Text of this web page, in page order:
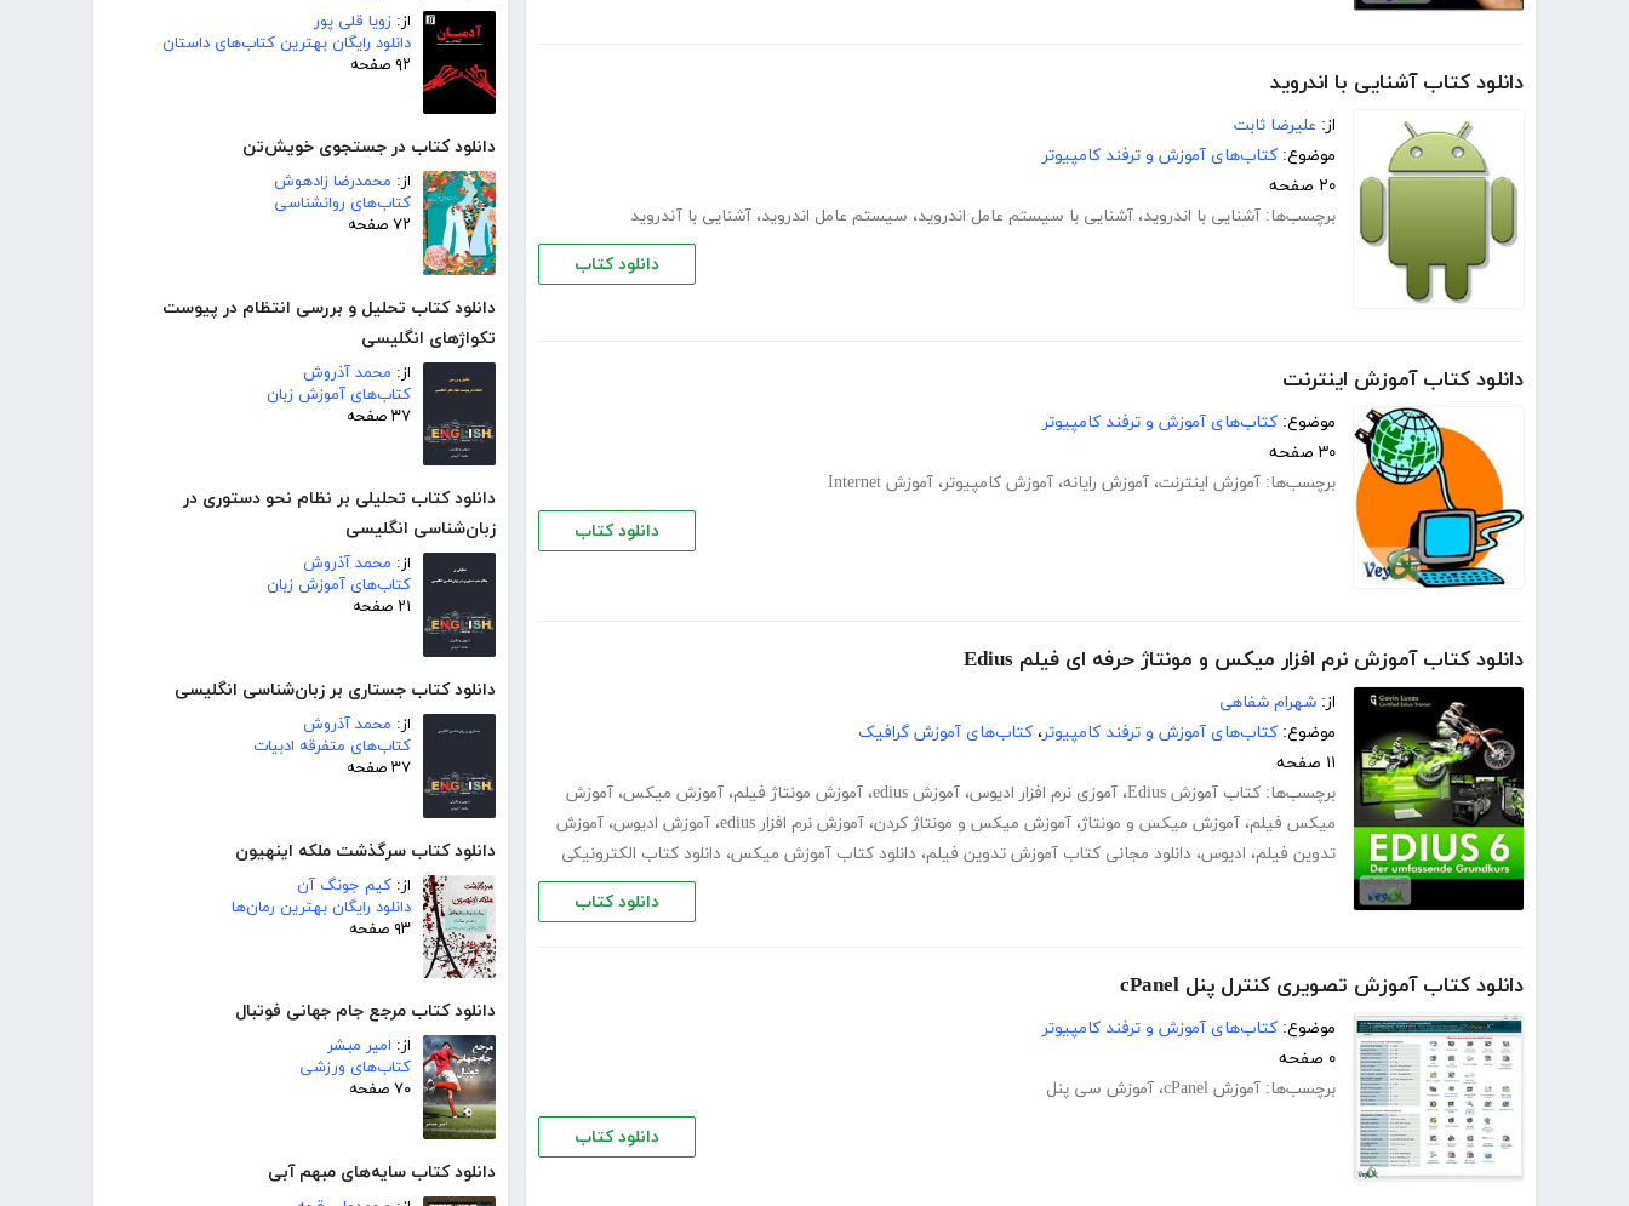
از: زویا قلی پور
دانلود رایگان بهترین کتاب‌های داستان
۹۲ صفحه
دانلود کتاب در جستجوی خویش‌تن
از: محمدرضا زادهوش
کتاب‌های روانشناسی
۷۲ صفحه
دانلود کتاب تحلیل و بررسی انتظام در پیوست
تکواژهای انگلیسی
از: محمد آذروش
کتاب‌های آموزش زبان
۳۷ صفحه
دانلود کتاب تحلیلی بر نظام نحو دستوری در
زبان‌شناسی انگلیسی
از: محمد آذروش
کتاب‌های آموزش زبان
۲۱ صفحه
دانلود کتاب جستاری بر زبان‌شناسی انگلیسی
از: محمد آذروش
کتاب‌های متفرقه ادبیات
۳۷ صفحه
دانلود کتاب سرگذشت ملکه اینهیون
از: کیم جونگ آن
دانلود رایگان بهترین رمان‌ها
۹۳ صفحه
دانلود کتاب مرجع جام جهانی فوتبال
از: امیر مبشر
کتاب‌های ورزشی
۷۰ صفحه
دانلود کتاب سایه‌های مبهم آبی
دانلود کتاب آشنایی با اندروید
از: علیرضا ثابت
موضوع: کتاب‌های آموزش و ترفند کامپیوتر
۲۰ صفحه
برچسب‌ها: آشنایی با اندروید، آشنایی با سیستم عامل اندروید، سیستم عامل اندروید، آشنایی با آندروید
دانلود کتاب
دانلود کتاب آموزش اینترنت
موضوع: کتاب‌های آموزش و ترفند کامپیوتر
۳۰ صفحه
برچسب‌ها: آموزش اینترنت، آموزش رایانه، آموزش کامپیوتر، آموزش Internet
دانلود کتاب
دانلود کتاب آموزش نرم افزار میکس و مونتاژ حرفه ای فیلم Edius
از: شهرام شفاهی
موضوع: کتاب‌های آموزش و ترفند کامپیوتر، کتاب‌های آموزش گرافیک
۱۱ صفحه
برچسب‌ها: کتاب آموزش Edius ، آموزی نرم افزار ادیوس، آموزش edius ، آموزش مونتاژ فیلم، آموزش میکس، آموزش
میکس فیلم، آموزش میکس و مونتاژ، آموزش میکس و مونتاژ کردن، آموزش نرم افزار edius ، آموزش ادیوس، آموزش
تدوین فیلم، ادیوس، دانلود مجانی کتاب آموزش تدوین فیلم، دانلود کتاب آموزش میکس، دانلود کتاب الکترونیکی
دانلود کتاب
دانلود کتاب آموزش تصویری کنترل پنل cPanel
موضوع: کتاب‌های آموزش و ترفند کامپیوتر
۰ صفحه
برچسب‌ها: آموزش cPanel ، آموزش سی پنل
دانلود کتاب